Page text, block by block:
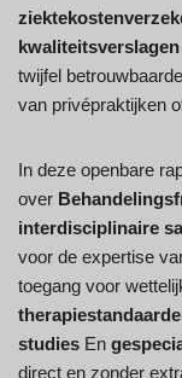
twijfel
van privépraktijken
In deze openbare
over
interdisciplinaire
voor de expertise
toegang voor
studies En
direct en zonder